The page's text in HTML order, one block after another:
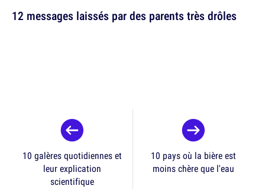
12 messages laissés par des parents très drôles
10 galères quotidiennes et
leur explication
scientifique
10 pays où la bière est
moins chère que l'eau